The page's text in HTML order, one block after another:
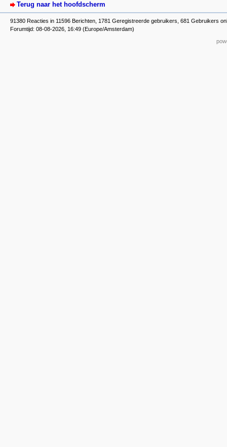
Terug naar het hoofdscherm
91380 Reacties in 11596 Berichten, 1781 Geregistreerde gebruikers, 681 Gebruikers
Forumtijd: 08-08-2026, 16:49 (Europe/Amsterdam)